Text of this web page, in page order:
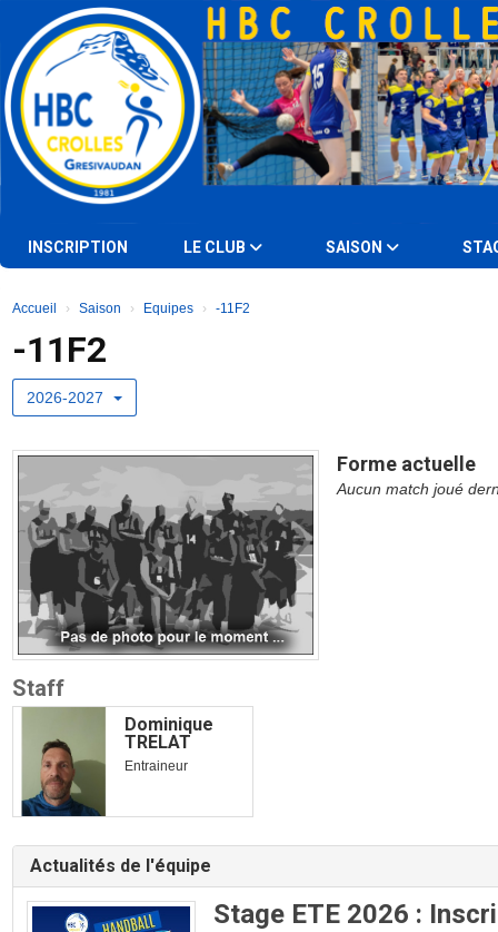
INSCRIPTION LE CLUB SAISON
Accueil Saison Equipes -11F2
-11F2
2026-2027
Forme actuelle
Aucun match joué
Staff
Dominique
TRELAT
Entraineur
Actualités de l'équipe
Stage ETE 2026 :
Panneau de gestion des cookies